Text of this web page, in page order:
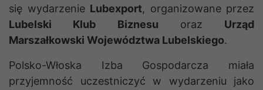
się wydarzenie Lubexport, organizowane przez
Lubelski Klub Biznesu oraz Urząd
Marszałkowski Województwa Lubelskiego.
Polsko-Włoska Izba Gospodarcza miała
przyjemność uczestniczyć w wydarzeniu jako